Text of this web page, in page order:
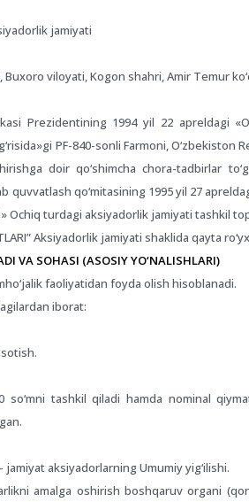
jamiyati
Buxoro viloyati, Kogon shahri, Amir Temur
Prezidentining 1994 yil 22 apreldagi
PF-840-sonli Farmoni, O‘zbekiston
doir qo‘shimcha chora-tadbirlar
quvvatlash qo‘mitasining 1995 yil 27
Ochiq turdagi aksiyadorlik jamiyati tashkil
Aksiyadorlik jamiyati shaklida qayta
VA SOHASI (ASOSIY YO‘NALISHLARI)
faoliyatidan foyda olish hisoblanadi.
iborat:
so‘mni tashkil qiladi hamda nominal
aksiyadorlarning Umumiy yig‘ilishi.
amalga oshirish boshqaruv organi